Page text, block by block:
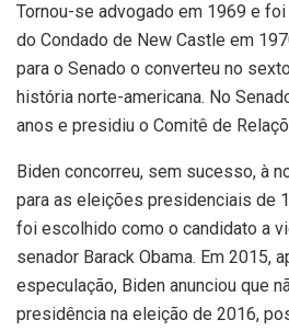
Tornou-se advogado em 1969 e
do Condado de New Castle em
para o Senado o converteu no
história norte-americana. No
anos e presidiu o Comitê de
Biden concorreu, sem sucesso, à
para as eleições presidenciais de
foi escolhido como o candidato a
senador Barack Obama. Em 2015,
especulação, Biden anunciou que
presidência na eleição de 2016,